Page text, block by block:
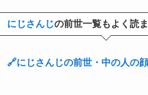
にじさんじの前世一覧もよく読
🔗にじさんじの前世・中の人の